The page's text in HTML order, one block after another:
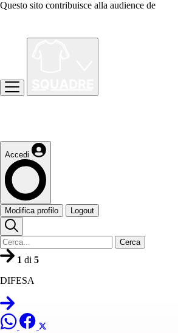
Questo sito contribuisce alla audience de
Accedi
Modifica profilo Logout
Cerca
1 di 5
DIFESA